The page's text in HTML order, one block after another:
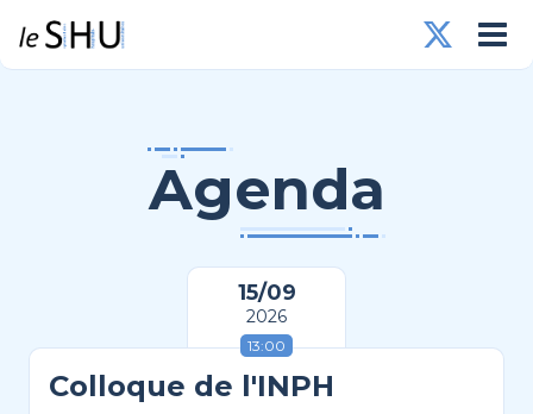
Agenda
15/09
2026
13:00
Colloque de l'INPH